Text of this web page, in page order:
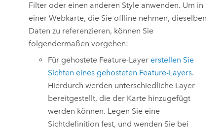
Filter oder einen anderen Style anwenden. Um in
einer Webkarte, die Sie offline nehmen, dieselben
Daten zu referenzieren, können Sie
folgendermaßen vorgehen:
Für gehostete Feature-Layer erstellen Sie
Sichten eines gehosteten Feature-Layers.
Hierdurch werden unterschiedliche Layer
bereitgestellt, die der Karte hinzugefügt
werden können. Legen Sie eine
Sichtdefinition fest, und wenden Sie bei